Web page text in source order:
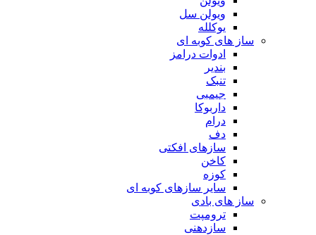
ویولن سل
یوکلله
ساز های کوبه ای
ادوات درامز
بندیر
تنبک
جیمبی
داربوکا
درام
دف
سازهای افکتی
کاخن
کوزه
سایر سازهای کوبه ای
ساز های بادی
ترومپت
سازدهنی